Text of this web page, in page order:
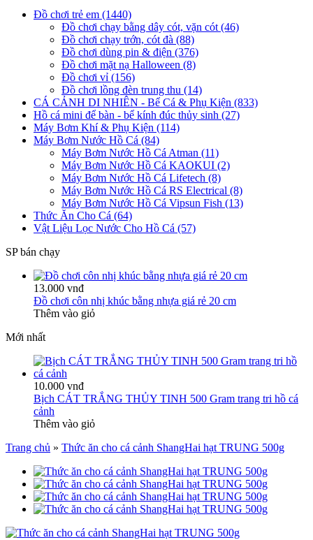
Đồ chơi trẻ em (1440)
Đồ chơi chạy bằng dây cót, vặn cót (46)
Đồ chơi chạy trớn, cót đà (88)
Đồ chơi dùng pin & điện (376)
Đồ chơi mặt nạ Halloween (8)
Đồ chơi vỉ (156)
Đồ chơi lồng đèn trung thu (14)
CÁ CẢNH DI NHIÊN - Bể Cá & Phụ Kiện (833)
Hồ cá mini để bàn - bể kính đúc thủy sinh (27)
Máy Bơm Khí & Phụ Kiện (114)
Máy Bơm Nước Hồ Cá (84)
Máy Bơm Nước Hồ Cá Atman (11)
Máy Bơm Nước Hồ Cá KAOKUI (2)
Máy Bơm Nước Hồ Cá Lifetech (8)
Máy Bơm Nước Hồ Cá RS Electrical (8)
Máy Bơm Nước Hồ Cá Vipsun Fish (13)
Thức Ăn Cho Cá (64)
Vật Liệu Lọc Nước Cho Hồ Cá (57)
SP bán chạy
13.000 vnđ
Đồ chơi côn nhị khúc bằng nhựa giá rẻ 20 cm
Thêm vào giỏ
Mới nhất
10.000 vnđ
Bịch CÁT TRẮNG THỦY TINH 500 Gram trang tri hồ cá
cảnh
Thêm vào giỏ
Trang chủ » Thức ăn cho cá cảnh ShangHai hạt TRUNG 500g